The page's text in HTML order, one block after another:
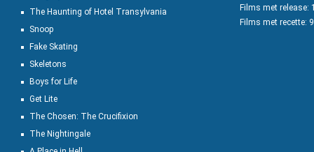
The Haunting of Hotel Transylvania
Snoop
Fake Skating
Skeletons
Boys for Life
Get Lite
The Chosen: The Crucifixion
The Nightingale
Films met release:
Films met recette: